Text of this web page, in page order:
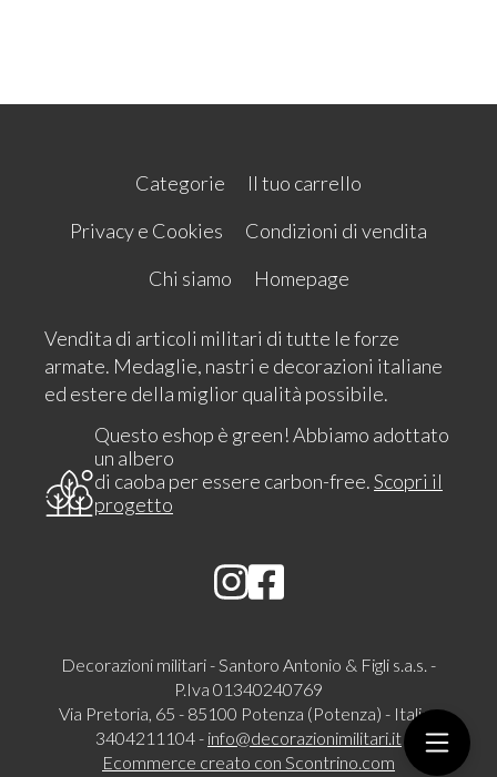
Categorie
Il tuo carrello
Privacy e Cookies
Condizioni di vendita
Chi siamo
Homepage
Vendita di articoli militari di tutte le forze
armate. Medaglie, nastri e decorazioni italiane
ed estere della miglior qualità possibile.
Questo eshop è green! Abbiamo adottato
un albero
di caoba per essere carbon-free.Scopri il
progetto
Decorazioni militari - Santoro Antonio & Figli s.a.s. -
P.Iva 01340240769
Via Pretoria, 65 - 85100 Potenza (Potenza) - Italia -
3404211104 - info@decorazionimilitari.it
Ecommerce creato con Scontrino.com